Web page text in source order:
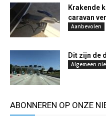
Krakende
caravan
Aanbevolen
Dit zijn de
Algemeen
ABONNEREN OP ONZE